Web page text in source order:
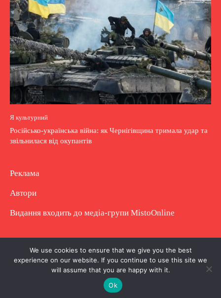
Я культурний
Російсько-українська війна: як Чернігівщина тримала удар та
звільнилася від окупантів
Реклама
Автори
Видання входить до медіа-групи MistoOnline
Copyright © Повне використання матеріалу
заборонено. Частково можна з гіперпосиланням.
We use cookies to ensure that we give you the best
experience on our website. If you continue to use this site we
will assume that you are happy with it.
Ok